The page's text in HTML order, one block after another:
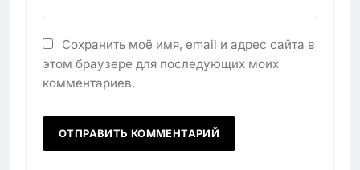
Сохранить моё имя, email и адрес сайта в
этом браузере для последующих моих
комментариев.